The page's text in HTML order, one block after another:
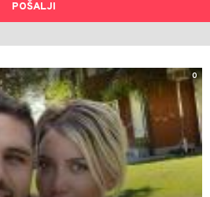
POŠALJI
0